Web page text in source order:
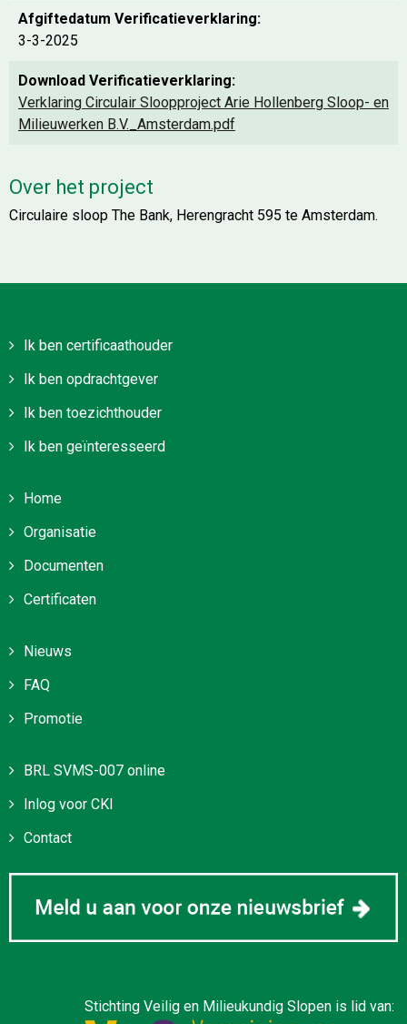
Afgiftedatum Verificatieverklaring:
3-3-2025
Download Verificatieverklaring:
Verklaring Circulair Sloopproject Arie Hollenberg Sloop- en
Milieuwerken B.V._Amsterdam.pdf
Over het project
Circulaire sloop The Bank, Herengracht 595 te Amsterdam.
Ik ben certificaathouder
Ik ben opdrachtgever
Ik ben toezichthouder
Ik ben geïnteresseerd
Home
Organisatie
Documenten
Certificaten
Nieuws
FAQ
Promotie
BRL SVMS-007 online
Inlog voor CKI
Contact
Stichting Veilig en Milieukundig Slopen is lid van: